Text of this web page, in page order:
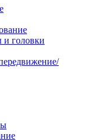
и головки